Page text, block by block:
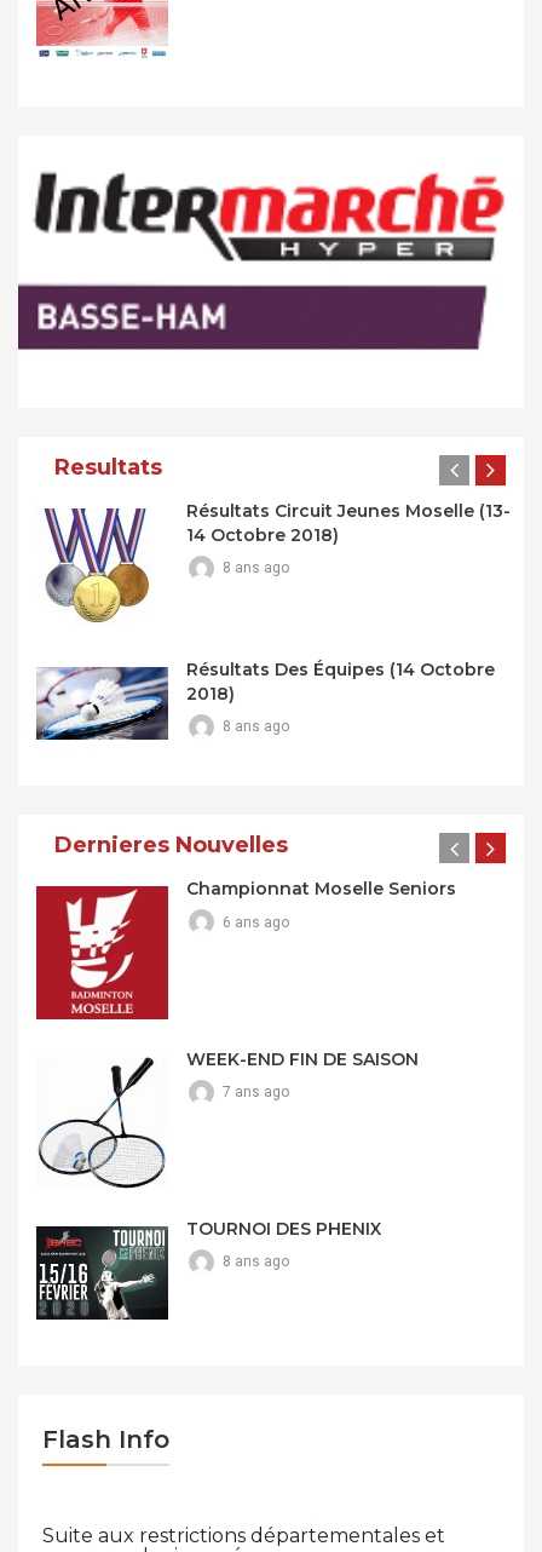
Resultats
Résultats Circuit Jeunes Moselle (13-
14 Octobre 2018)
8 ans ago
Résultats Des Équipes (14 Octobre
2018)
8 ans ago
Dernieres Nouvelles
Championnat Moselle Seniors
6 ans ago
WEEK-END FIN DE SAISON
7 ans ago
TOURNOI DES PHENIX
8 ans ago
Flash Info
Suite aux restrictions départementales et